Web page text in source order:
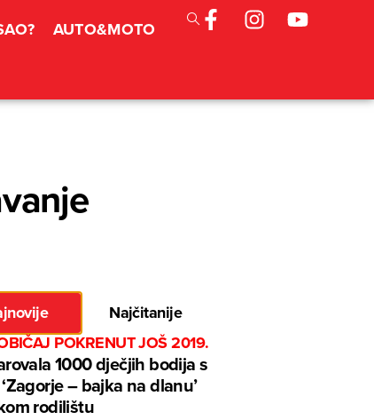
AUTO&MOTO
Najčitanije
POKRENUT JOŠ 2019.
1000 dječjih bodija s
– bajka na dlanu’
rodilištu